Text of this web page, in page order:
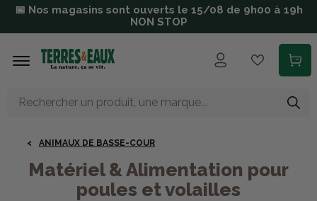
Aller au contenu principal
📅 Nos magasins sont ouverts le 15/08 de 9h00 à 19h
NON STOP
ANIMAUX DE BASSE-COUR
Matériel & Alimentation pour
poules et volailles